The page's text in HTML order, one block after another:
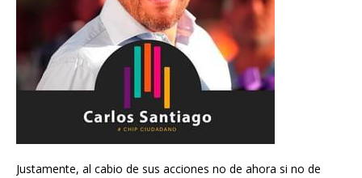
Justamente, al cabio de sus acciones no de ahora si no de